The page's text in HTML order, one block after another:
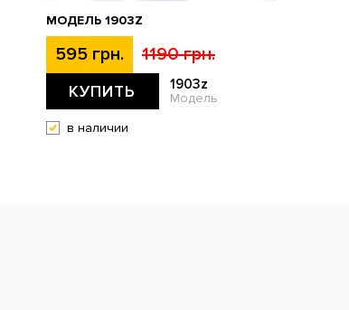
МОДЕЛЬ 1903Z
595 грн. 1190 грн.
КУПИТЬ 1903z
Модель
в наличии